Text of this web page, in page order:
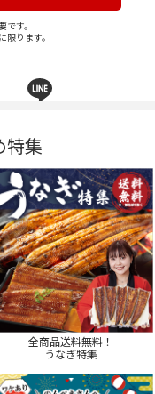
す。
ります。
特集
全商品送料無料！
うなぎ特集